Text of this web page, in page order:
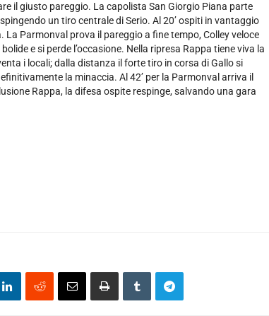
il giusto pareggio. La capolista San Giorgio Piana parte
un tiro centrale di Serio. Al 20’ ospiti in vantaggio
Parmonval prova il pareggio a fine tempo, Colley veloce
e si perde l’occasione. Nella ripresa Rappa tiene viva la
i locali; dalla distanza il forte tiro in corsa di Gallo si
la minaccia. Al 42’ per la Parmonval arriva il
Rappa, la difesa ospite respinge, salvando una gara